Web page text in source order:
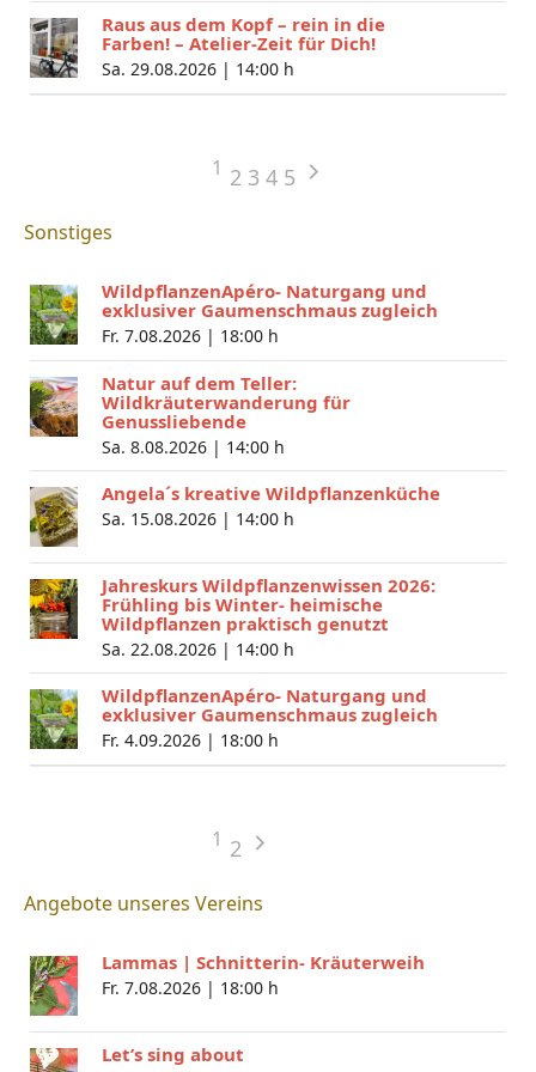
Raus aus dem Kopf – rein in die
Farben! – Atelier-Zeit für Dich!
Sa. 29.08.2026 | 14:00 h
1 2 3 4 5
Sonstiges
WildpflanzenApéro- Naturgang und
exklusiver Gaumenschmaus zugleich
Fr. 7.08.2026 | 18:00 h
Natur auf dem Teller:
Wildkräuterwanderung für
Genussliebende
Sa. 8.08.2026 | 14:00 h
Angela´s kreative Wildpflanzenküche
Sa. 15.08.2026 | 14:00 h
Jahreskurs Wildpflanzenwissen 2026:
Frühling bis Winter- heimische
Wildpflanzen praktisch genutzt
Sa. 22.08.2026 | 14:00 h
WildpflanzenApéro- Naturgang und
exklusiver Gaumenschmaus zugleich
Fr. 4.09.2026 | 18:00 h
1 2
Angebote unseres Vereins
Lammas | Schnitterin- Kräuterweih
Fr. 7.08.2026 | 18:00 h
Let’s sing about